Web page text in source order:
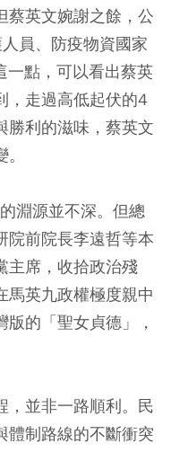
蔡英文婉謝之餘，公
員、防疫物資國家
一點，可以看出蔡英
，走過高低起伏的4
勝利的滋味，蔡英文
淵源並不深。但總
院前院長李遠哲等本
主席，收拾政治殘
馬英九政權極度親中
的「聖女貞德」，
，並非一路順利。民
體制路線的不斷衝突